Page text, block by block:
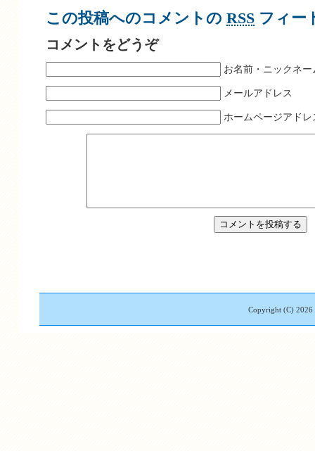
この投稿へのコメントの RSS フィー
コメントをどうぞ
お名前・ニックネー
メールアドレス
ホームページアドレ
Copyright (C) 2026